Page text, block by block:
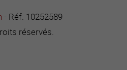
- Réf. 10252589
réservés.